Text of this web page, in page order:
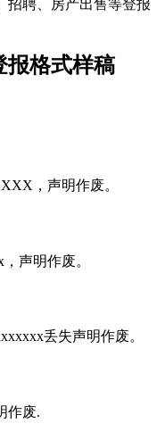
招聘、房产出售等登报
报格式样稿
，声明作废。
声明作废。
丢失声明作废。
作废.